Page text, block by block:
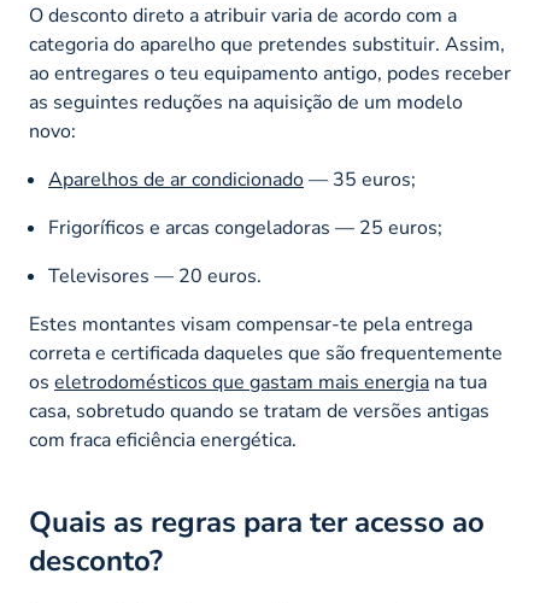
O desconto direto a atribuir varia de acordo com a
categoria do aparelho que pretendes substituir. Assim,
ao entregares o teu equipamento antigo, podes receber
as seguintes reduções na aquisição de um modelo
novo:
Aparelhos de ar condicionado— 35 euros;
Frigoríficos e arcas congeladoras — 25 euros;
Televisores — 20 euros.
Estes montantes visam compensar-te pela entrega
correta e certificada daqueles que são frequentemente
os eletrodomésticos que gastam mais energia na tua
casa, sobretudo quando se tratam de versões antigas
com fraca eficiência energética.
Quais as regras para ter acesso ao
desconto?